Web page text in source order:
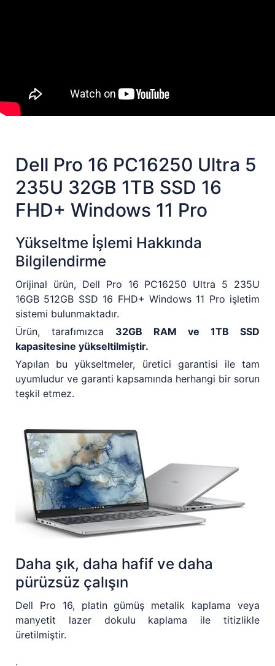
Dell Pro 16 PC16250 Ultra 5
235U 32GB 1TB SSD 16
FHD+ Windows 11 Pro
Yükseltme İşlemi Hakkında
Bilgilendirme
Orijinal ürün, Dell Pro 16 PC16250 Ultra 5 235U
16GB 512GB SSD 16 FHD+ Windows 11 Pro işletim
sistemi bulunmaktadır.
Ürün, tarafımızca 32GB RAM ve 1TB SSD
kapasitesine yükseltilmiştir.
Yapılan bu yükseltmeler, üretici garantisi ile tam
uyumludur ve garanti kapsamında herhangi bir sorun
teşkil etmez.
Daha şık, daha hafif ve daha
pürüzsüz çalışın
Dell Pro 16, platin gümüş metalik kaplama veya
manyetit lazer dokulu kaplama ile titizlikle
üretilmiştir.